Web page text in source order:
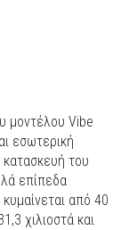
μοντέλου Vibe
εσωτερική
του
επίπεδα
από 40
χιλιοστά και